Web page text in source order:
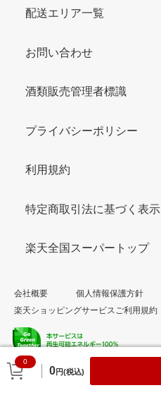
0
0円(税込)
配送エリア一覧
お問い合わせ
酒類販売管理者標識
プライバシーポリシー
利用規約
特定商取引法に基づく表示
楽天全国スーパートップ
会社概要
個人情報保護方針
楽天ショッピングサービスご利用規約
© Rakuten Group, Inc.